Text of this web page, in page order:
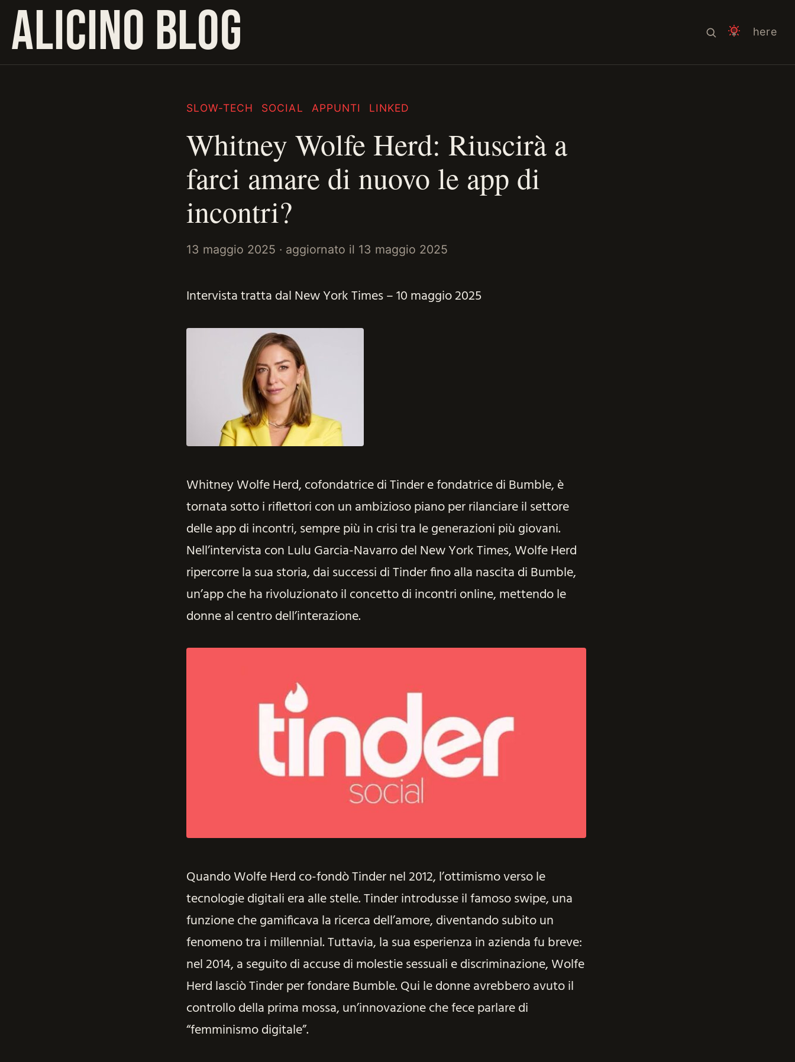
ALICINO BLOG here
SLOW-TECH SOCIAL APPUNTI LINKED
Whitney Wolfe Herd: Riuscirà a
farci amare di nuovo le app di
incontri?
13 maggio 2025 · aggiornato il 13 maggio 2025
Intervista tratta dal New York Times – 10 maggio 2025
Whitney Wolfe Herd, cofondatrice di Tinder e fondatrice di Bumble, è
tornata sotto i riflettori con un ambizioso piano per rilanciare il settore
delle app di incontri, sempre più in crisi tra le generazioni più giovani.
Nell’intervista con Lulu Garcia-Navarro del New York Times, Wolfe Herd
ripercorre la sua storia, dai successi di Tinder fino alla nascita di Bumble,
un’app che ha rivoluzionato il concetto di incontri online, mettendo le
donne al centro dell’interazione.
Quando Wolfe Herd co-fondò Tinder nel 2012, l’ottimismo verso le
tecnologie digitali era alle stelle. Tinder introdusse il famoso swipe, una
funzione che gamificava la ricerca dell’amore, diventando subito un
fenomeno tra i millennial. Tuttavia, la sua esperienza in azienda fu breve:
nel 2014, a seguito di accuse di molestie sessuali e discriminazione, Wolfe
Herd lasciò Tinder per fondare Bumble. Qui le donne avrebbero avuto il
controllo della prima mossa, un’innovazione che fece parlare di
“femminismo digitale”.